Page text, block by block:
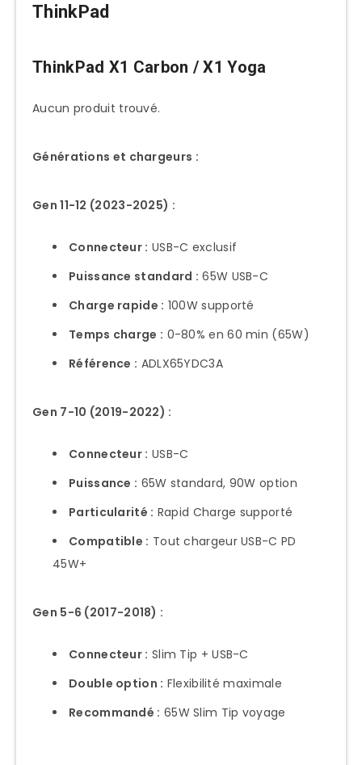
ThinkPad
ThinkPad X1 Carbon / X1 Yoga
Aucun produit trouvé.
Générations et chargeurs :
Gen 11-12 (2023-2025) :
Connecteur : USB-C exclusif
Puissance standard : 65W USB-C
Charge rapide : 100W supporté
Temps charge : 0-80% en 60 min (65W)
Référence : ADLX65YDC3A
Gen 7-10 (2019-2022) :
Connecteur : USB-C
Puissance : 65W standard, 90W option
Particularité : Rapid Charge supporté
Compatible : Tout chargeur USB-C PD
45W+
Gen 5-6 (2017-2018) :
Connecteur : Slim Tip + USB-C
Double option : Flexibilité maximale
Recommandé : 65W Slim Tip voyage